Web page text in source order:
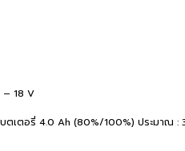
– 18 V
บตเตอรี่ 4.0 Ah (80%/100%) ประมาณ :